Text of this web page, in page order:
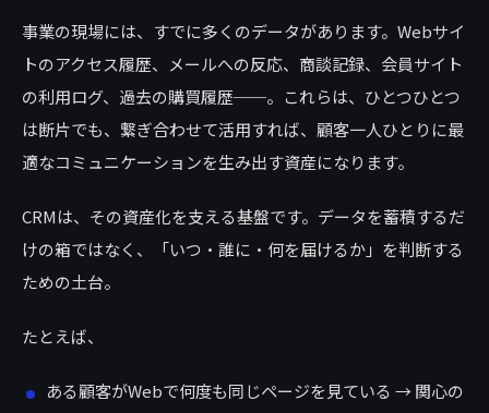
事業の現場には、すでに多くのデータがあります。Webサイ
トのアクセス履歴、メールへの反応、商談記録、会員サイト
の利用ログ、過去の購買履歴──。これらは、ひとつひとつ
は断片でも、繋ぎ合わせて活用すれば、顧客一人ひとりに最
適なコミュニケーションを生み出す資産になります。
CRMは、その資産化を支える基盤です。データを蓄積するだ
けの箱ではなく、「いつ・誰に・何を届けるか」を判断する
ための土台。
たとえば、
ある顧客がWebで何度も同じページを見ている → 関心の